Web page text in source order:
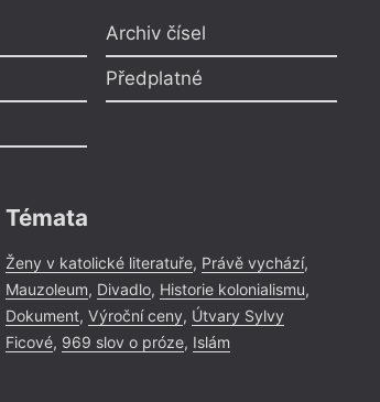
Archiv čísel
Předplatné
Témata
Ženy v katolické literatuře, Právě vychází,
Mauzoleum, Divadlo, Historie kolonialismu,
Dokument, Výroční ceny, Útvary Sylvy
Ficové, 969 slov o próze, Islám